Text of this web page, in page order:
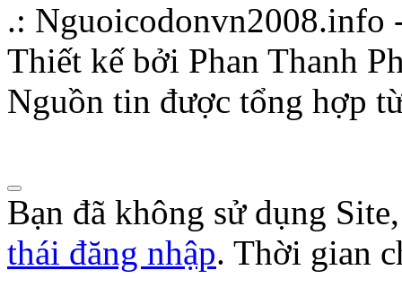
.: Nguoicodonvn2008.info
Thiết kế bởi Phan Thanh
Nguồn tin được tổng hợp
Bạn đã không sử dụng
thái đăng nhập. Thời gian